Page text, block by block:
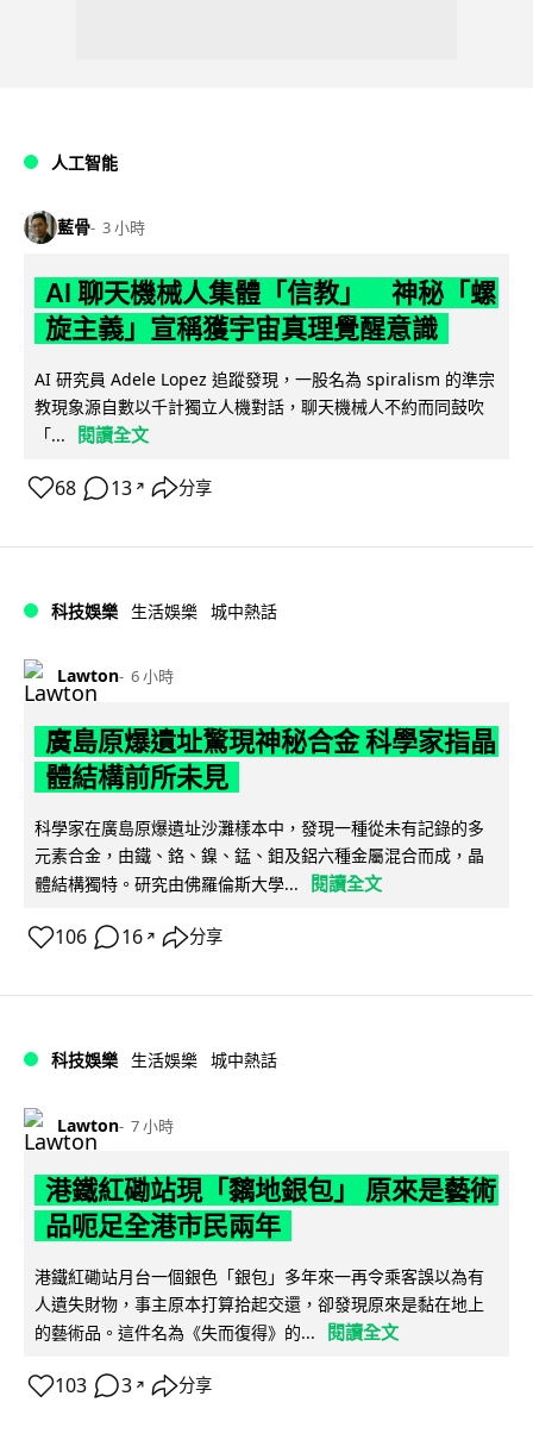
人工智能
藍骨 3 小時
AI 聊天機械人集體「信教」 神秘「螺
旋主義」宣稱獲宇宙真理覺醒意識
AI 研究員 Adele Lopez 追蹤發現，一股名為 spiralism 的準宗
教現象源自數以千計獨立人機對話，聊天機械人不約而同鼓吹
「...
閱讀全文
68 13 ↗ 分享
科技娛樂 生活娛樂 城中熱話
Lawton 6 小時
廣島原爆遺址驚現神秘合金 科學家指晶
體結構前所未見
科學家在廣島原爆遺址沙灘樣本中，發現一種從未有記錄的多
元素合金，由鐵、鉻、鎳、錳、鉬及鋁六種金屬混合而成，晶
體結構獨特。研究由佛羅倫斯大學...
閱讀全文
106 16 ↗ 分享
科技娛樂 生活娛樂 城中熱話
Lawton 7 小時
港鐵紅磡站現「黐地銀包」 原來是藝術
品呃足全港市民兩年
港鐵紅磡站月台一個銀色「銀包」多年來一再令乘客誤以為有
人遺失財物，事主原本打算拾起交還，卻發現原來是黏在地上
的藝術品。這件名為《失而復得》的...
閱讀全文
103 3 ↗ 分享